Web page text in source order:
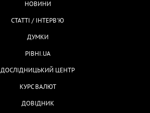
НОВИНИ
СТАТТІ / ІНТЕРВ'Ю
ДУМКИ
РІВНІ.UA
ДОСЛІДНИЦЬКИЙ ЦЕНТР
КУРС ВАЛЮТ
ДОВІДНИК